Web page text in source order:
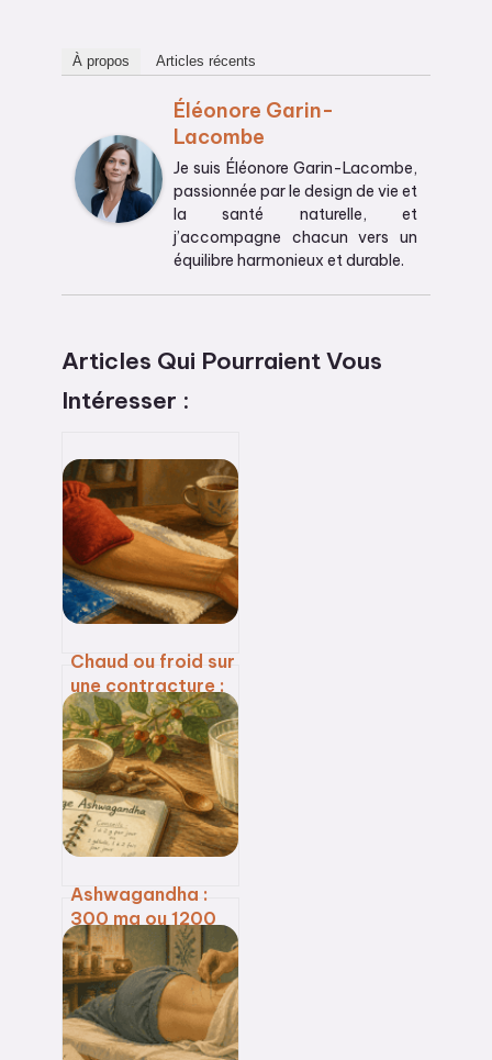
À propos Articles récents
Éléonore Garin-
Lacombe
Je suis Éléonore Garin-Lacombe,
passionnée par le design de vie et
la santé naturelle, et
j’accompagne chacun vers un
équilibre harmonieux et durable.
Articles Qui Pourraient Vous
Intéresser :
Chaud ou froid sur
une contracture :
comment choisir,
quand appliquer
et quelles erreurs
éviter
Ashwagandha :
300 mg ou 1200
mg ? Le dosage
précis selon vos
objectifs